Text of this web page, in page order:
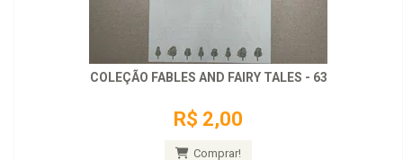
COLEÇÃO FABLES AND FAIRY TALES - 63
R$ 2,00
Comprar!